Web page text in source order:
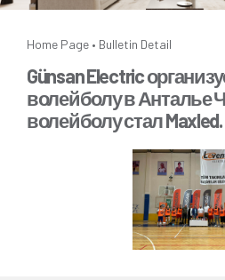
Home Page • Bulletin Detail
Günsan Electric
волейболу в Анталье
волейболу стал Maxled.